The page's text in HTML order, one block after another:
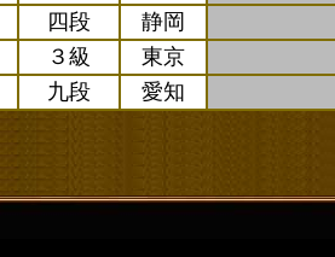
四段 静岡
３級 東京
九段 愛知